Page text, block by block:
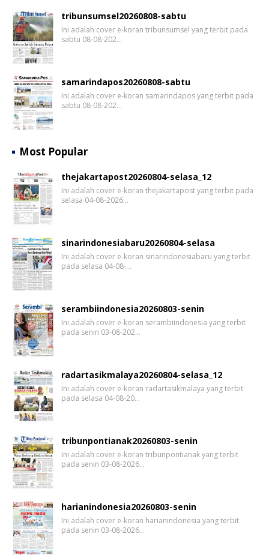
tribunsumsel20260808-sabtu
Ini adalah cover e-koran tribunsumsel yang terbit pada
sabtu 08-08-202…
samarindapos20260808-sabtu
Ini adalah cover e-koran samarindapos yang terbit pada
sabtu 08-08-202…
Most Popular
thejakartapost20260804-selasa_12
Ini adalah cover e-koran thejakartapost yang terbit pada
selasa 04-08-2026…
sinarindonesiabaru20260804-selasa
Ini adalah cover e-koran sinarindonesiabaru yang terbit
pada selasa 04-08-…
serambiindonesia20260803-senin
Ini adalah cover e-koran serambiindonesia yang terbit
pada senin 03-08-202…
radartasikmalaya20260804-selasa_12
Ini adalah cover e-koran radartasikmalaya yang terbit
pada selasa 04-08-20…
tribunpontianak20260803-senin
Ini adalah cover e-koran tribunpontianak yang terbit
pada senin 03-08-2026…
harianindonesia20260803-senin
Ini adalah cover e-koran harianindonesia yang terbit
pada senin 03-08-2026…